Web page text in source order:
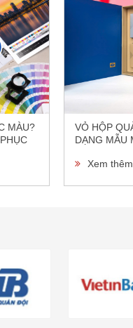
MÀU?
VỎ HỘP
DẠNG MẪU
Xem